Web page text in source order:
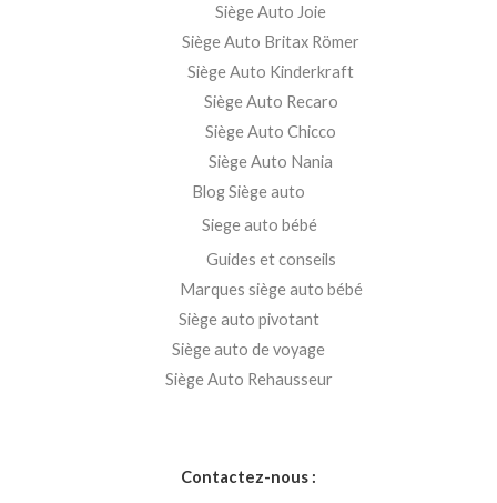
Siège Auto Joie
Siège Auto Britax Römer
Siège Auto Kinderkraft
Siège Auto Recaro
Siège Auto Chicco
Siège Auto Nania
Blog Siège auto
Siege auto bébé
Guides et conseils
Marques siège auto bébé
Siège auto pivotant
Siège auto de voyage
Siège Auto Rehausseur
Contactez-nous :